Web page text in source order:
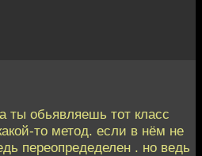
ты обьявляешь тот класс
то метод. если в нём не
переопредеделен . но ведь